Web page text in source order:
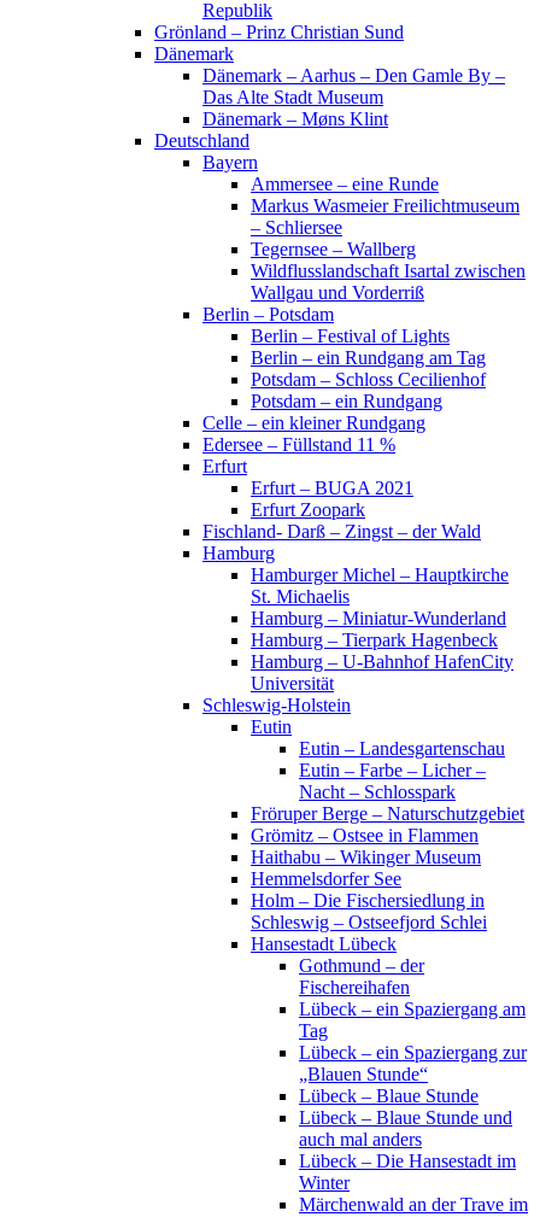
Republik
Grönland – Prinz Christian Sund
Dänemark
Dänemark – Aarhus – Den Gamle By –
Das Alte Stadt Museum
Dänemark – Møns Klint
Deutschland
Bayern
Ammersee – eine Runde
Markus Wasmeier Freilichtmuseum
– Schliersee
Tegernsee – Wallberg
Wildflusslandschaft Isartal zwischen
Wallgau und Vorderriß
Berlin – Potsdam
Berlin – Festival of Lights
Berlin – ein Rundgang am Tag
Potsdam – Schloss Cecilienhof
Potsdam – ein Rundgang
Celle – ein kleiner Rundgang
Edersee – Füllstand 11 %
Erfurt
Erfurt – BUGA 2021
Erfurt Zoopark
Fischland- Darß – Zingst – der Wald
Hamburg
Hamburger Michel – Hauptkirche
St. Michaelis
Hamburg – Miniatur-Wunderland
Hamburg – Tierpark Hagenbeck
Hamburg – U-Bahnhof HafenCity
Universität
Schleswig-Holstein
Eutin
Eutin – Landesgartenschau
Eutin – Farbe – Licher –
Nacht – Schlosspark
Fröruper Berge – Naturschutzgebiet
Grömitz – Ostsee in Flammen
Haithabu – Wikinger Museum
Hemmelsdorfer See
Holm – Die Fischersiedlung in
Schleswig – Ostseefjord Schlei
Hansestadt Lübeck
Gothmund – der
Fischereihafen
Lübeck – ein Spaziergang am
Tag
Lübeck – ein Spaziergang zur
„Blauen Stunde“
Lübeck – Blaue Stunde
Lübeck – Blaue Stunde und
auch mal anders
Lübeck – Die Hansestadt im
Winter
Märchenwald an der Trave im